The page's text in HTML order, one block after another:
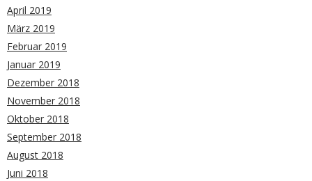
April 2019
März 2019
Februar 2019
Januar 2019
Dezember 2018
November 2018
Oktober 2018
September 2018
August 2018
Juni 2018